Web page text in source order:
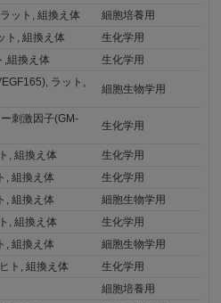
ット, 組換え体
細胞培養用
ト, 組換え体
生化学用
,組換え体
生化学用
ラット,
細胞生物学用
刺激因子(GM-
生化学用
, 組換え体
生化学用
, 組換え体
生化学用
, 組換え体
細胞生物学用
, 組換え体
生化学用
, 組換え体
細胞生物学用
ト, 組換え体
生化学用
細胞培養用